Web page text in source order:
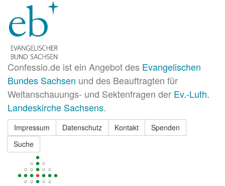
Confessio.de ist ein Angebot des Evangelischen
Bundes Sachsen und des Beauftragten für
Weltanschauungs- und Sektenfragen der Ev.-Luth.
Landeskirche Sachsens.
Impressum Datenschutz Kontakt
Spenden
Suche